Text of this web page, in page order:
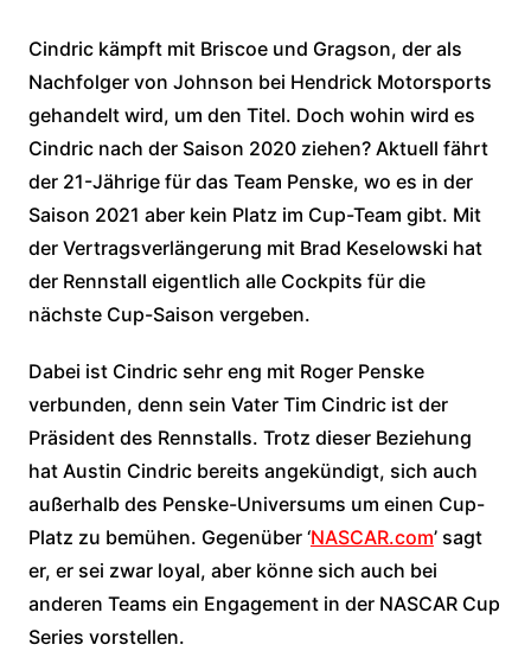
Cindric kämpft mit Briscoe und Gragson, der als
Nachfolger von Johnson bei Hendrick Motorsports
gehandelt wird, um den Titel. Doch wohin wird es
Cindric nach der Saison 2020 ziehen? Aktuell fährt
der 21-Jährige für das Team Penske, wo es in der
Saison 2021 aber kein Platz im Cup-Team gibt. Mit
der Vertragsverlängerung mit Brad Keselowski hat
der Rennstall eigentlich alle Cockpits für die
nächste Cup-Saison vergeben.
Dabei ist Cindric sehr eng mit Roger Penske
verbunden, denn sein Vater Tim Cindric ist der
Präsident des Rennstalls. Trotz dieser Beziehung
hat Austin Cindric bereits angekündigt, sich auch
außerhalb des Penske-Universums um einen Cup-
Platz zu bemühen. Gegenüber ‘NASCAR.com’ sagt
er, er sei zwar loyal, aber könne sich auch bei
anderen Teams ein Engagement in der NASCAR Cup
Series vorstellen.